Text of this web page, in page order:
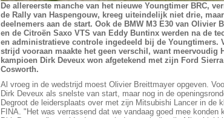
De allereerste manche van het nieuwe Youngtimer BRC,
de Rally van Haspengouw, kreeg uiteindelijk niet drie,
deelnemers aan de start. Ook de BMW M3 E30 van Olivier
en de Citroën Saxo VTS van Eddy Buntinx werden na de
en administratieve controle ingedeeld bij de Youngtimers.
strijd vooraan maakte het geen verschil, want meervoudig
kampioen Dirk Deveux won afgetekend met zijn Ford
Cosworth.
Al vroeg in de wedstrijd moest Olivier Breittmayer opgeven.
Dirk Deveux als snelste van start, maar nog in de
Degroot de leidersplaats over met zijn Mitsubishi Lancer in de
FINA. "Het was verrassend dat we vandaag goed mee konden